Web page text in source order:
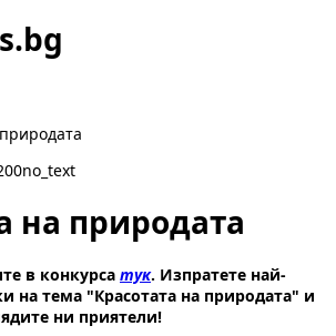
на природата
в конкурса тук. Изпратете най-
на тема "Красотата на природата" и
ни приятели!